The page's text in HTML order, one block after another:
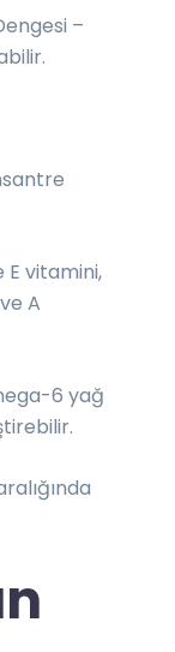
–
E vitamini,
A
6 yağ